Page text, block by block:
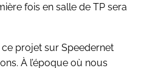
fois en salle de TP sera
projet sur Speedernet
À l’époque où nous